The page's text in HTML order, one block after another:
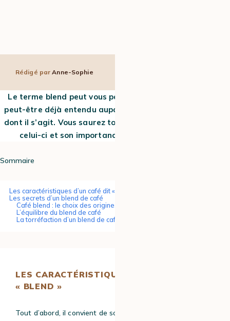
Rédigé parAnne-Sophie
Le terme blend peut vous paraitre familier. Vous l’avez
peut-être déjà entendu auparavant. On vous explique ce
dont il s’agit. Vous saurez toutes les caractéristiques de
celui-ci et son importance dans l’univers du café.
Sommaire
Les caractéristiques d’un café dit « blend »
Les secrets d’un blend de café
Café blend : le choix des origines du café
L’équilibre du blend de café
La torréfaction d’un blend de café
LES CARACTÉRISTIQUES D’UN CAFÉ DIT
« BLEND »
Tout d’abord, il convient de souligner que l’